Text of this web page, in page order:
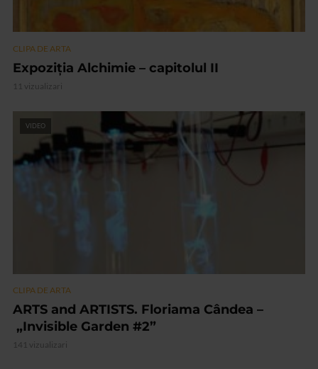
CLIPA DE ARTA
Expoziția Alchimie – capitolul II
11 vizualizari
VIDEO
CLIPA DE ARTA
ARTS and ARTISTS. Floriama Cândea –
„Invisible Garden #2”
141 vizualizari